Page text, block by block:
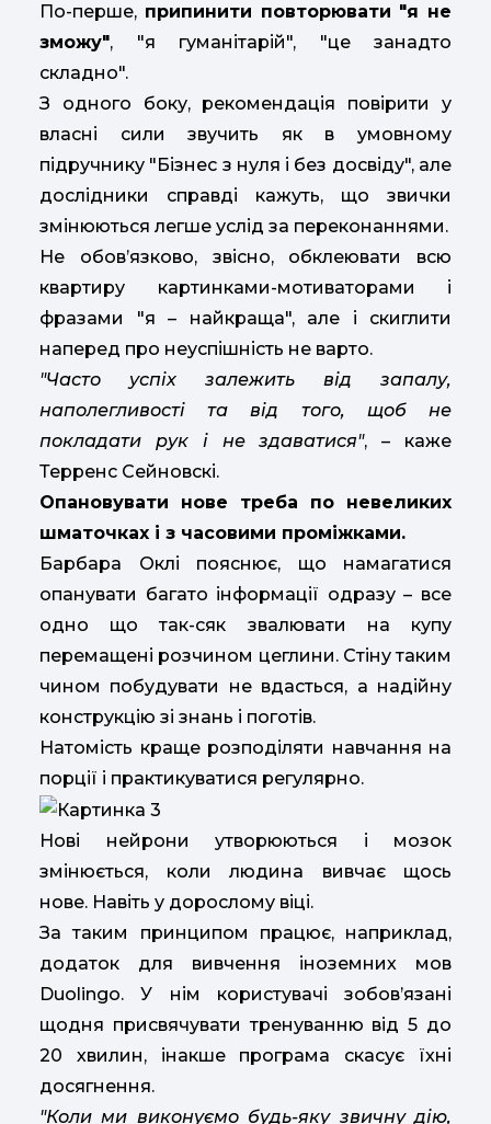
По-перше, припинити повторювати "я не
зможу", "я гуманітарій", "це занадто
складно".
З одного боку, рекомендація повірити у
власні сили звучить як в умовному
підручнику "Бізнес з нуля і без досвіду", але
дослідники справді кажуть, що звички
змінюються легше услід за переконаннями.
Не обов’язково, звісно, обклеювати всю
квартиру картинками-мотиваторами і
фразами "я – найкраща", але і скиглити
наперед про неуспішність не варто.
"Часто успіх залежить від запалу,
наполегливості та від того, щоб не
покладати рук і не здаватися", – каже
Терренс Сейновскі.
Опановувати нове треба по невеликих
шматочках і з часовими проміжками.
Барбара Оклі пояснює, що намагатися
опанувати багато інформації одразу – все
одно що так-сяк звалювати на купу
перемащені розчином цеглини. Стіну таким
чином побудувати не вдасться, а надійну
конструкцію зі знань і поготів.
Натомість краще розподіляти навчання на
порції і практикуватися регулярно.
Нові нейрони утворюються і мозок
змінюється, коли людина вивчає щось
нове. Навіть у дорослому віці.
За таким принципом працює, наприклад,
додаток для вивчення іноземних мов
Duolingo. У нім користувачі зобов’язані
щодня присвячувати тренуванню від 5 до
20 хвилин, інакше програма скасує їхні
досягнення.
"Коли ми виконуємо будь-яку звичну дію,